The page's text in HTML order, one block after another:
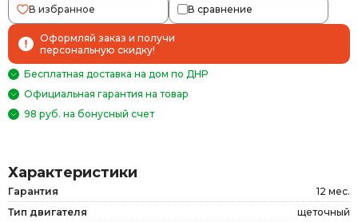
В избранное В сравнение
Оформляй заказ и получи
персональную скидку!
Бесплатная доставка на дом по ДНР
Официальная гарантия на товар
98 руб. на бонусный счет
Характеристики
Гарантия
12 мес.
Тип двигателя
щеточный